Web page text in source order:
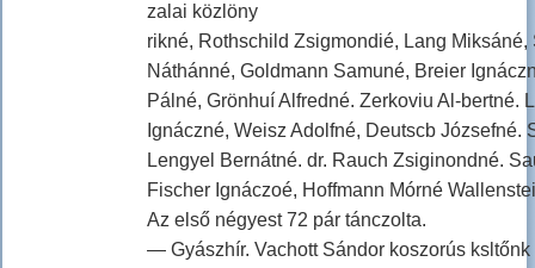
zalai közlöny
rikné, Rothschild Zsigmondié, Lang Miksáné,
Náthánné, Goldmann Samuné, Breier
Pálné, Grönhuí Alfredné. Zerkoviu Al-bertné.
Ignáczné, Weisz Adolfné, Deutscb Józsefné.
Lengyel Bernátné. dr. Rauch Zsiginondné.
Fischer Ignáczoé, Hoffmann Mórné
Az első négyest 72 pár tánczolta.
— Gyászhír. Vachott Sándor koszorús ksltőnk